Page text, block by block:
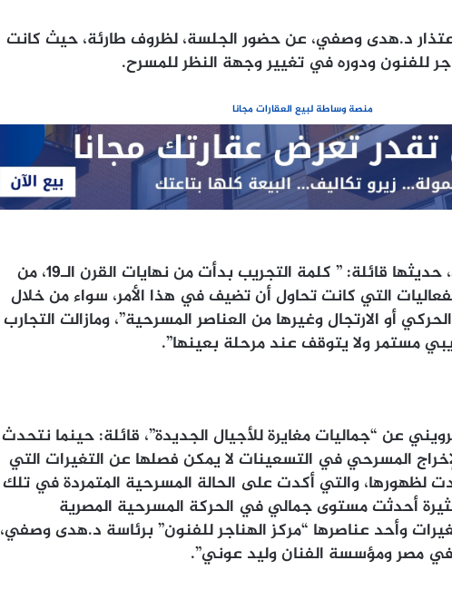
د.هدى وصفي، عن حضور الجلسة، لظروف طارئة، حيث كانت
للفنون ودوره في تغيير وجهة النظر للمسرح.
منصة وساطة لبيع العقارات مجانا
وبدأت د.إيمان عز الدين، حديثها قائلة: ” كلمة التجريب بدأت من نهايات القرن الـ١٩، من
التي كانت تحاول أن تضيف في هذا الأمر، سواء من خلال
أو الارتجال وغيرها من العناصر المسرحية”، ومازالت التجارب
مستمر ولا يتوقف عند مرحلة بعينها”.
عن “جماليات مغايرة للأجيال الجديدة”، قائلة: حينما نتحدث
المسرحي في التسعينات لا يمكن فصلها عن التغيرات التي
لظهورها، والتي أكدت على الحالة المسرحية المتمردة في تلك
أحدثت مستوى جمالي في الحركة المسرحية المصرية
وأحد عناصرها “مركز الهناجر للفنون” برئاسة د.هدى وصفي،
مصر ومؤسسة الفنان وليد عوني”.